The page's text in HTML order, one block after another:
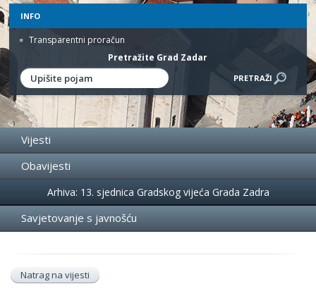
INFO
Transparentni proračun
Pretražite Grad Zadar
Vijesti
Obavijesti
Događanja
Arhiva: 13. sjednica Gradskog vijeća Grada Zadra
Savjetovanje s javnošću
Natrag na vijesti